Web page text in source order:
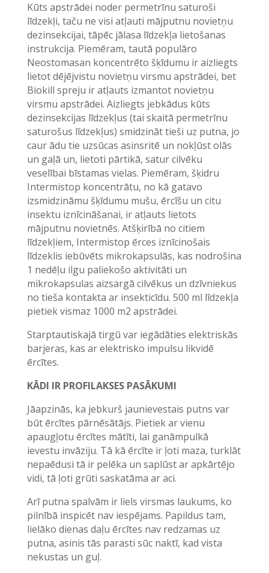
Kūts apstrādei noder permetrīnu saturoši
līdzekļi, taču ne visi atļauti mājputnu novietņu
dezinsekcijai, tāpēc jālasa līdzekļa lietošanas
instrukcija. Piemēram, tautā populāro
Neostomasan koncentrēto šķīdumu ir aizliegts
lietot dējējvistu novietņu virsmu apstrādei, bet
Biokill spreju ir atļauts izmantot novietņu
virsmu apstrādei. Aizliegts jebkādus kūts
dezinsekcijas līdzekļus (tai skaitā permetrīnu
saturošus līdzekļus) smidzināt tieši uz putna, jo
caur ādu tie uzsūcas asinsritē un nokļūst olās
un gaļā un, lietoti pārtikā, satur cilvēku
veselībai bīstamas vielas. Piemēram, šķidru
Intermistop koncentrātu, no kā gatavo
izsmidzināmu šķīdumu mušu, ērcīšu un citu
insektu iznīcināšanai, ir atļauts lietots
mājputnu novietnēs. Atšķirībā no citiem
līdzekļiem, Intermistop ērces iznīcinošais
līdzeklis iebūvēts mikrokapsulās, kas nodrošina
1 nedēļu ilgu paliekošo aktivitāti un
mikrokapsulas aizsargā cilvēkus un dzīvniekus
no tieša kontakta ar insekticīdu. 500 ml līdzekļa
pietiek vismaz 1000 m2 apstrādei.
Starptautiskajā tirgū var iegādāties elektriskās
barjeras, kas ar elektrisko impulsu likvidē
ērcītes.
KĀDI IR PROFILAKSES PASĀKUMI
Jāapzinās, ka jebkurš jaunievestais putns var
būt ērcītes pārnēsātājs. Pietiek ar vienu
apaugļotu ērcītes mātīti, lai ganāmpulkā
ievestu invāziju. Tā kā ērcīte ir ļoti maza, turklāt
nepaēdusi tā ir pelēka un saplūst ar apkārtējo
vidi, tā ļoti grūti saskatāma ar aci.
Arī putna spalvām ir liels virsmas laukums, ko
pilnībā inspicēt nav iespējams. Papildus tam,
lielāko dienas daļu ērcītes nav redzamas uz
putna, asinis tās parasti sūc naktī, kad vista
nekustas un guļ.